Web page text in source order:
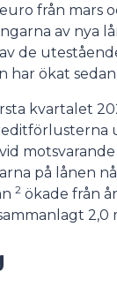
från mars
av nya
de
har ökat
kvartalet
på lånen
2 ökade från
2,0